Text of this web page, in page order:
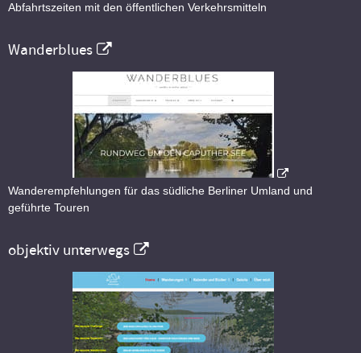
Abfahrtszeiten mit den öffentlichen Verkehrsmitteln
Wanderblues
Wanderempfehlungen für das südliche Berliner Umland und
geführte Touren
objektiv unterwegs